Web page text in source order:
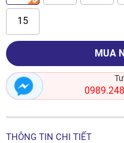
15
MUA
THÔNG TIN CHI TIẾT